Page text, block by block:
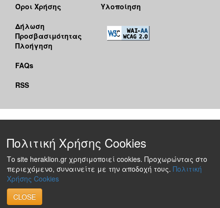
Όροι Χρήσης
Δήλωση
Προσβασιμότητας
Πλοήγηση
FAQs
RSS
Υλοποίηση
Πολιτική Χρήσης Cookies
Το site heraklion.gr χρησιμοποιεί cookies. Προχωρώντας στο
περιεχόμενο, συναινείτε με την αποδοχή τους. Πολιτική
Χρήσης Cookies
CLOSE